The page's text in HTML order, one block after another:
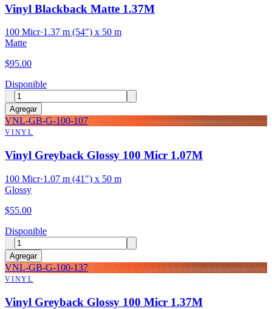
Vinyl Blackback Matte 1.37M
100 Micr·1.37 m (54") x 50 m
Matte
$95.00
Disponible
Agregar
VNL-GB-G-100-107
VINYL
Vinyl Greyback Glossy 100 Micr 1.07M
100 Micr·1.07 m (41") x 50 m
Glossy
$55.00
Disponible
Agregar
VNL-GB-G-100-137
VINYL
Vinyl Greyback Glossy 100 Micr 1.37M